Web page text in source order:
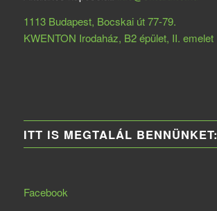
1113 Budapest, Bocskai út 77-79.
KWENTON Irodaház, B2 épület, II. emelet
ITT IS MEGTALÁL BENNÜNKET:
Facebook